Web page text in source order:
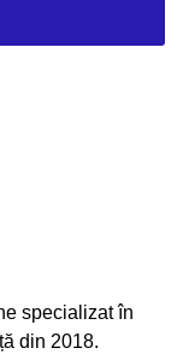
specializat în
din 2018.